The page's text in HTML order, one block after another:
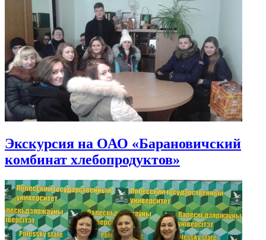
Экскурсия на ОАО «Барановичский
комбинат хлебопродуктов»